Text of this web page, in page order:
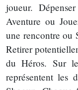
joueur.
Aventure ou
une rencontre ou
Retirer
du Héros. Sur
représentent les